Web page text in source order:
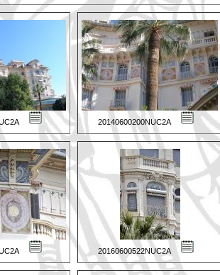
20140600200NUC2A
20160600522NUC2A